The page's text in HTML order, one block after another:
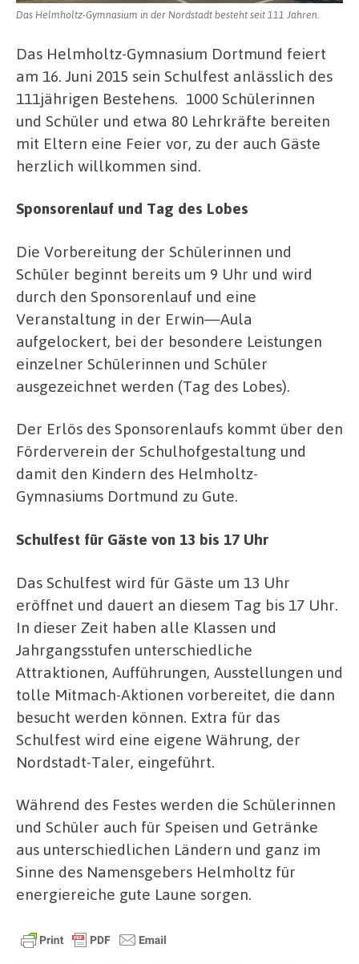
Das Helmholtz-Gymnasium in der Nordstadt besteht seit 111 Jahren.
Das Helmholtz-Gymnasium Dortmund feiert
am 16. Juni 2015 sein Schulfest anlässlich des
111jährigen Bestehens. 1000 Schülerinnen
und Schüler und etwa 80 Lehrkräfte bereiten
mit Eltern eine Feier vor, zu der auch Gäste
herzlich willkommen sind.
Sponsorenlauf und Tag des Lobes
Die Vorbereitung der Schülerinnen und
Schüler beginnt bereits um 9 Uhr und wird
durch den Sponsorenlauf und eine
Veranstaltung in der Erwin—Aula
aufgelockert, bei der besondere Leistungen
einzelner Schülerinnen und Schüler
ausgezeichnet werden (Tag des Lobes).
Der Erlös des Sponsorenlaufs kommt über den
Förderverein der Schulhofgestaltung und
damit den Kindern des Helmholtz-
Gymnasiums Dortmund zu Gute.
Schulfest für Gäste von 13 bis 17 Uhr
Das Schulfest wird für Gäste um 13 Uhr
eröffnet und dauert an diesem Tag bis 17 Uhr.
In dieser Zeit haben alle Klassen und
Jahrgangsstufen unterschiedliche
Attraktionen, Aufführungen, Ausstellungen und
tolle Mitmach-Aktionen vorbereitet, die dann
besucht werden können. Extra für das
Schulfest wird eine eigene Währung, der
Nordstadt-Taler, eingeführt.
Während des Festes werden die Schülerinnen
und Schüler auch für Speisen und Getränke
aus unterschiedlichen Ländern und ganz im
Sinne des Namensgebers Helmholtz für
energiereiche gute Laune sorgen.